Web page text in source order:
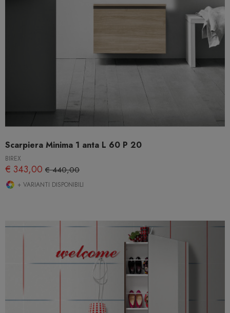
Scarpiera Minima 1 anta L 60 P 20
BIREX
€ 343,00 € 440,00
+ VARIANTI DISPONIBILI